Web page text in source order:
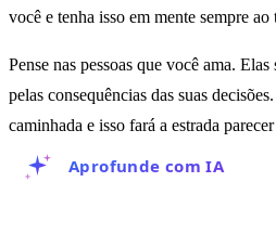
você e tenha isso em mente sempre
Pense nas pessoas que você ama.
pelas consequências das suas
caminhada e isso fará a estrada
Aprofunde com IA